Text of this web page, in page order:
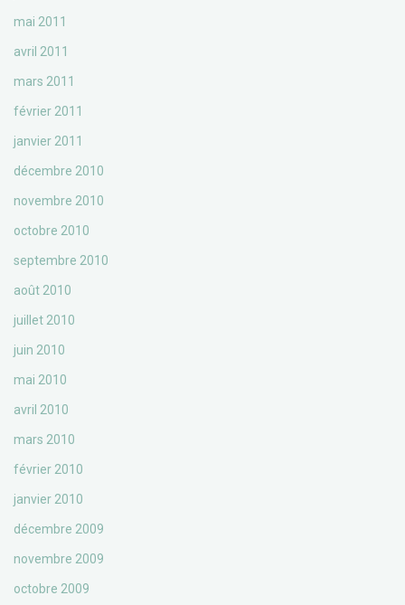
mai 2011
avril 2011
mars 2011
février 2011
janvier 2011
décembre 2010
novembre 2010
octobre 2010
septembre 2010
août 2010
juillet 2010
juin 2010
mai 2010
avril 2010
mars 2010
février 2010
janvier 2010
décembre 2009
novembre 2009
octobre 2009